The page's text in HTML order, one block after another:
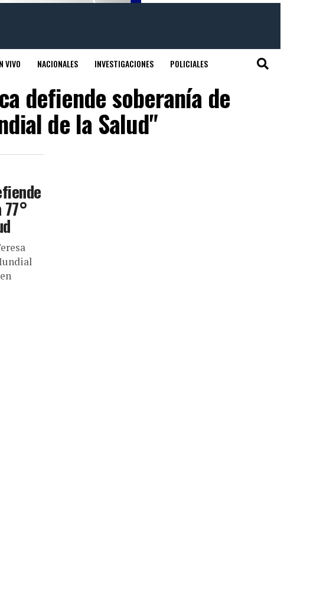
VIVO NACIONALES INVESTIGACIONES POLICIALES
defiende soberanía de
de la Salud"